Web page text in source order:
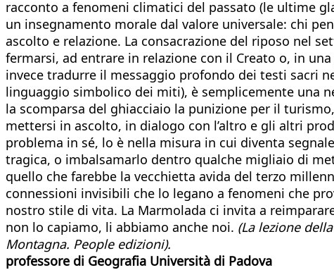
racconto a fenomeni climatici del passato (le ultime
un insegnamento morale dal valore universale: chi
ascolto e relazione. La consacrazione del riposo nel
fermarsi, ad entrare in relazione con il Creato o, in
invece tradurre il messaggio profondo dei testi sacri
linguaggio simbolico dei miti), è semplicemente una
la scomparsa del ghiacciaio la punizione per il
mettersi in ascolto, in dialogo con l’altro e gli altri
problema in sé, lo è nella misura in cui diventa
tragica, o imbalsamarlo dentro qualche migliaio di
quello che farebbe la vecchietta avida del terzo
connessioni invisibili che lo legano a fenomeni che
nostro stile di vita. La Marmolada ci invita a
non lo capiamo, li abbiamo anche noi. (La lezione
Montagna. People edizioni).
professore di Geografia Università di Padova